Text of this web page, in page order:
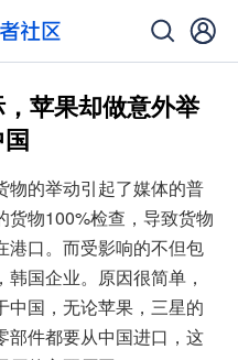
苹果却做意外举
物的举动引起了媒体的普
货物100%检查，导致货物
港口。而受影响的不但包
国企业。原因很简单，
中国，无论苹果，三星的
部件都要从中国进口，这